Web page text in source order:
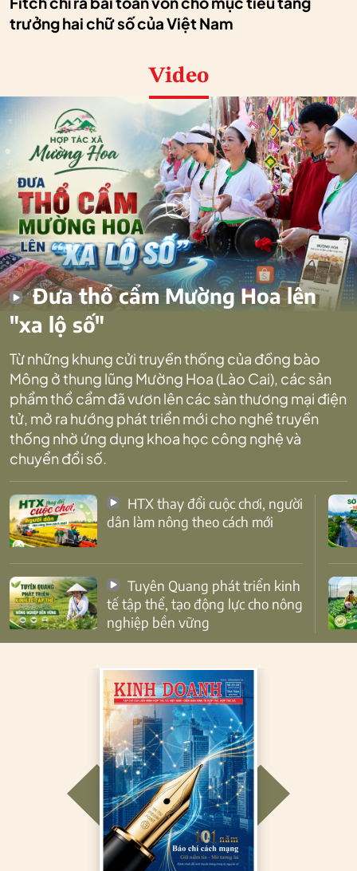
trưởng hai chữ số của Việt Nam
Video
Đưa thổ cẩm Mường Hoa lên
"xa lộ số"
Từ những khung cửi truyền thống của đồng bào
Mông ở thung lũng Mường Hoa (Lào Cai), các sản
phẩm thổ cẩm đã vươn lên các sàn thương mại điện
tử, mở ra hướng phát triển mới cho nghề truyền
thống nhờ ứng dụng khoa học công nghệ và
chuyển đổi số.
dân làm nông theo cách mới
tế tập thể, tạo động lực cho nông
nghiệp bền vững